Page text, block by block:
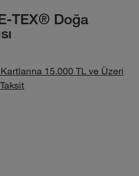
TEX® Doğa
15.000 TL ve Üzeri